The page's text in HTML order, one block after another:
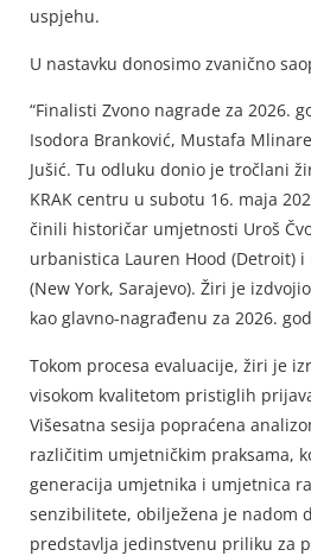
uspjehu.
U nastavku donosimo zvanično
“Finalisti Zvono nagrade za 2026.
Isodora Branković, Mustafa
Jušić. Tu odluku donio je tročlani
KRAK centru u subotu 16. maja
činili historičar umjetnosti Uroš
urbanistica Lauren Hood (Detroit)
(New York, Sarajevo). Žiri je
kao glavno-nagrađenu za 2026.
Tokom procesa evaluacije, žiri je
visokom kvalitetom pristiglih
Višesatna sesija popraćena
različitim umjetničkim praksama,
generacija umjetnika i umjetnica
senzibilitete, obilježena je nadom
predstavlja jedinstvenu priliku za